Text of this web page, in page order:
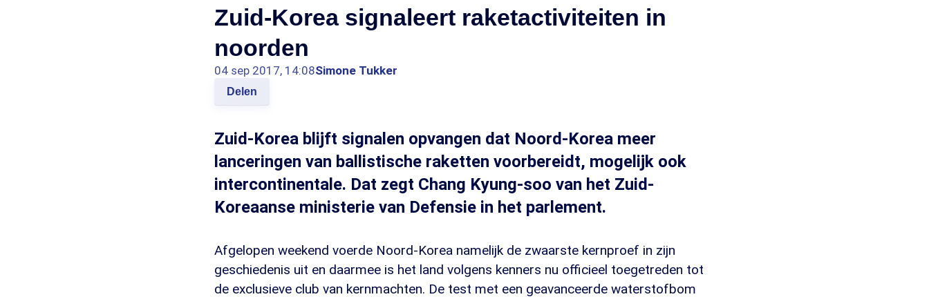
Zuid-Korea signaleert raketactiviteiten in
noorden
04 sep 2017, 14:08Simone Tukker
Delen
Zuid-Korea blijft signalen opvangen dat Noord-Korea meer
lanceringen van ballistische raketten voorbereidt, mogelijk ook
intercontinentale. Dat zegt Chang Kyung-soo van het Zuid-
Koreaanse ministerie van Defensie in het parlement.
Afgelopen weekend voerde Noord-Korea namelijk de zwaarste kernproef in zijn
geschiedenis uit en daarmee is het land volgens kenners nu officieel toegetreden tot
de exclusieve club van kernmachten. De test met een geavanceerde waterstofbom